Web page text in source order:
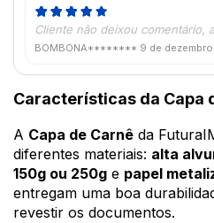
Cliente não deixou comentário,
BOMBONA******** 9 de
Características da Capa
A Capa de Carnê da
diferentes materiais: alta
150g ou 250g e papel
entregam uma boa
revestir os documentos.